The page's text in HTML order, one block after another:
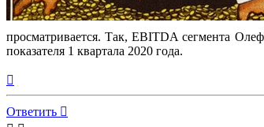
просматривается. Так, EBITDA сегмента
показателя 1 квартала 2020 года.
началу
Ответить